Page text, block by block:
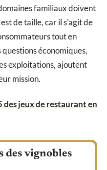
familiaux doivent
de taille, car il s’agit de
tout en
économiques,
exploitations, ajoutent
mission.
des jeux de restaurant en
des vignobles